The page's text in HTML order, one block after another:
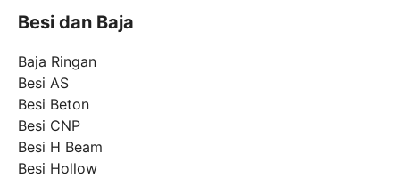
Besi dan Baja
Baja Ringan
Besi AS
Besi Beton
Besi CNP
Besi H Beam
Besi Hollow